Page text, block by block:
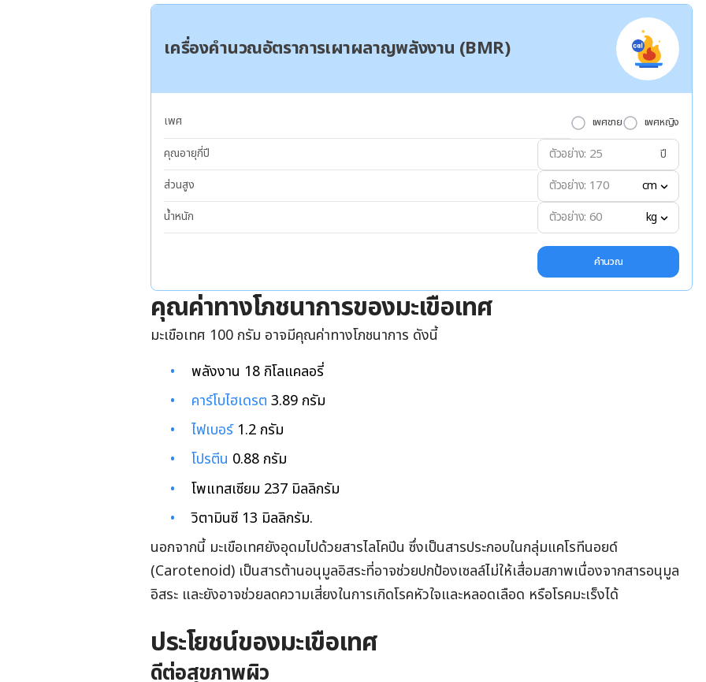
เครื่องคำนวณอัตราการเผาผลาญพลังงาน (BMR)
เพศ เพศชาย เพศหญิง
คุณอายุกี่ปี
ปี
ส่วนสูง
cm
น้ำหนัก
kg
คำนวณ
คุณค่าทางโภชนาการของมะเขือเทศ
มะเขือเทศ 100 กรัม อาจมีคุณค่าทางโภชนาการ ดังนี้
พลังงาน 18 กิโลแคลอรี่
คาร์โบไฮเดรต 3.89 กรัม
ไฟเบอร์1.2 กรัม
โปรตีน 0.88 กรัม
โพแทสเซียม 237 มิลลิกรัม
วิตามินซี 13 มิลลิกรัม.
นอกจากนี้ มะเขือเทศยังอุดมไปด้วยสารไลโคปีน ซึ่งเป็นสารประกอบในกลุ่มแคโรทีนอยด์
(Carotenoid) เป็นสารต้านอนุมูลอิสระที่อาจช่วยปกป้องเซลล์ไม่ให้เสื่อมสภาพเนื่องจากสารอนุมูล
อิสระ และยังอาจช่วยลดความเสี่ยงในการเกิดโรคหัวใจและหลอดเลือด หรือโรคมะเร็งได้
ประโยชน์ของมะเขือเทศ
ดีต่อสุขภาพผิว